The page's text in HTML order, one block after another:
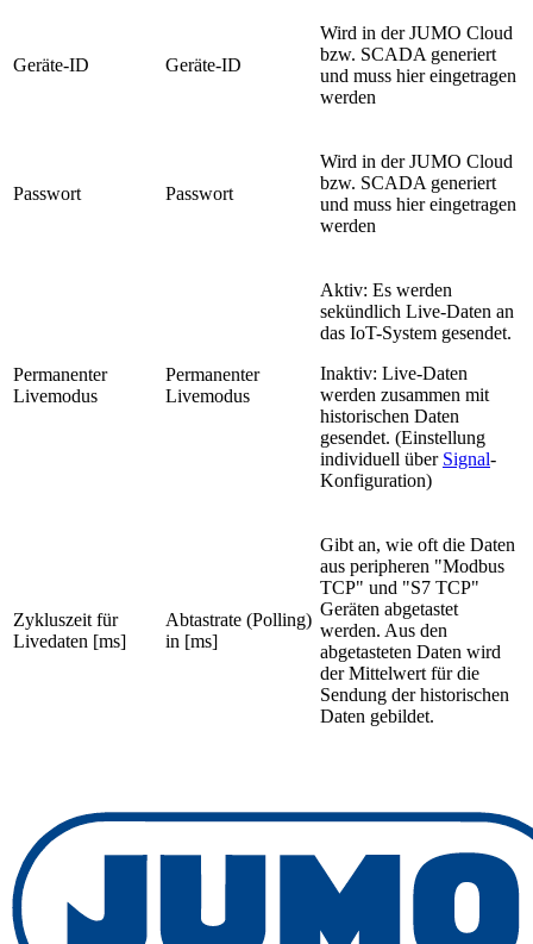
Geräte-ID Geräte-ID
Wird in der JUMO Cloud
bzw. SCADA generiert
und muss hier eingetragen
werden
Passwort Passwort
Wird in der JUMO Cloud
bzw. SCADA generiert
und muss hier eingetragen
werden
Permanenter
Livemodus
Permanenter
Livemodus
Aktiv: Es werden
sekündlich Live-Daten an
das IoT-System gesendet.
Inaktiv: Live-Daten
werden zusammen mit
historischen Daten
gesendet. (Einstellung
individuell über Signal-
Konfiguration)
Zykluszeit für
Livedaten [ms]
Abtastrate (Polling)
in [ms]
Gibt an, wie oft die Daten
aus peripheren "Modbus
TCP" und "S7 TCP"
Geräten abgetastet
werden. Aus den
abgetasteten Daten wird
der Mittelwert für die
Sendung der historischen
Daten gebildet.